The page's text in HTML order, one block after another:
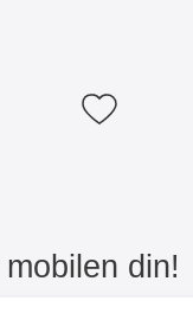
Mine favoritter
din!